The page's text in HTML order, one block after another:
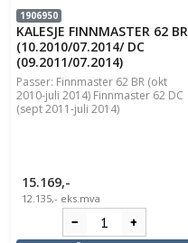
1906950
KALESJE FINNMASTER 62 BR
(10.2010/07.2014/ DC
(09.2011/07.2014)
Passer: Finnmaster 62 BR (okt
2010-juli 2014) Finnmaster 62 DC
(sept 2011-juli 2014)
15.169,-
12.135,- eks.mva